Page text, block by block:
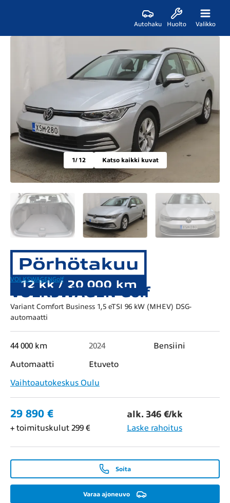
Autohaku Huolto Valikko
1/ 12 Katso kaikki kuvat
VOLKSWAGENGolf
VOLKSWAGEN Golf
Variant Comfort Business 1,5 eTSI 96 kW (MHEV) DSG-
automaatti
44 000 km 2024
Bensiini
Automaatti
Etuveto
Vaihtoautokeskus Oulu
29 890 € alk. 346 €/kk
+ toimituskulut 299 € Laske rahoitus
Soita
Varaa ajoneuvo